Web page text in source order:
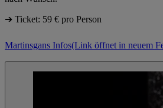
➔ Ticket: 59 € pro Person
Martinsgans Infos(Link öffnet in neuem